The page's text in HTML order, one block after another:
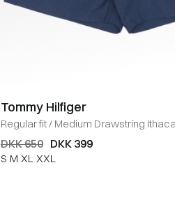
Tommy Hilfiger
Regular fit/ Medium Drawstring
DKK 650 DKK 399
S M XL XXL